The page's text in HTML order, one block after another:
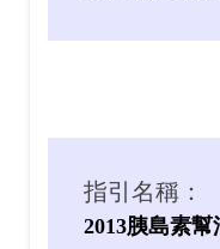
指引名稱：
2013胰島素